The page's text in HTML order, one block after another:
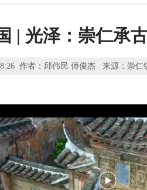
| 光泽：崇仁承
作者：邱伟民 傅俊杰 来源：崇